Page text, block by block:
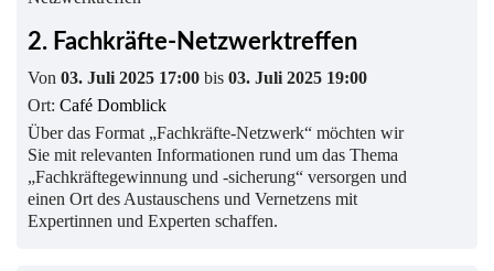
2. Fachkräfte-Netzwerktreffen
Von 03. Juli 2025 17:00 bis 03. Juli 2025 19:00
Ort: Café Domblick
Über das Format „Fachkräfte-Netzwerk“ möchten wir
Sie mit relevanten Informationen rund um das Thema
„Fachkräftegewinnung und -sicherung“ versorgen und
einen Ort des Austauschens und Vernetzens mit
Expertinnen und Experten schaffen.